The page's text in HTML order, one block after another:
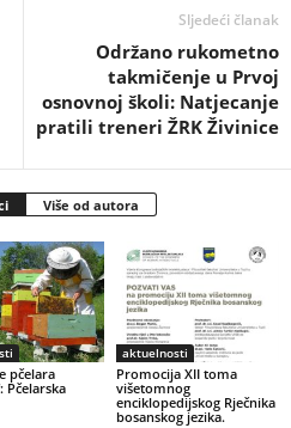
Sljedeći članak
Održano rukometno
takmičenje u Prvoj
osnovnoj školi: Natjecanje
pratili treneri ŽRK Živinice
Više od autora
pčelara
Pčelarska
aktuelnosti
Promocija XII toma
višetomnog
enciklopedijskog Rječnika
bosanskog jezika.